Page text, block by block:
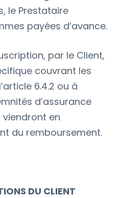
le Prestataire
payées d’avance.
par le Client,
couvrant les
6.4.2 ou à
d’assurance
en
du remboursement.
DU CLIENT